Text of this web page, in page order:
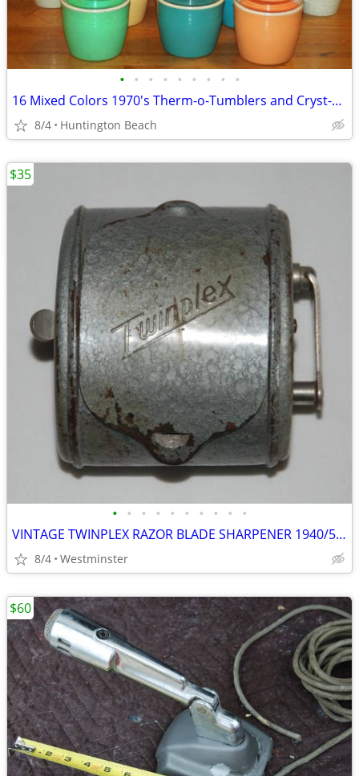
• • • • • • • • •
16 Mixed Colors 1970's Therm-o-Tumblers and Cryst-o-Therm
8/4 Huntington Beach
• • • • • • • • • •
VINTAGE TWINPLEX RAZOR BLADE SHARPENER 1940/50's
8/4 Westminster
$35
$60